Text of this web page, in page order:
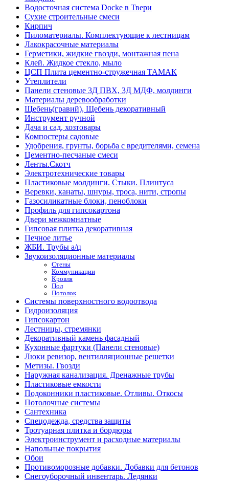
Водосточная система Docke в Твери
Сухие строительные смеси
Кирпич
Пиломатериалы. Комплектующие к лестницам
Лакокрасочные материалы
Герметики, жидкие гвозди, монтажная пена
Клей. Жидкое стекло, мыло
ЦСП Плита цементно-стружечная ТАМАК
Утеплители
Панели стеновые 3Д ПВХ, 3Д МДФ, молдинги
Материалы деревообработки
Щебень(гравий), Щебень декоративный
Инструмент ручной
Дача и сад, хозтовары
Компостеры садовые
Удобрения, грунты, борьба с вредителями, семена
Цементно-песчаные смеси
Ленты.Скотч
Электротехнические товары
Пластиковые молдинги. Стыки. Плинтуса
Веревки, канаты, шнуры, троса, нити, стропы
Газосиликатные блоки, пеноблоки
Профиль для гипсокартона
Двери межкомнатные
Гипсовая плитка декоративная
Печное литье
ЖБИ. Трубы а/ц
Звукоизоляционные материалы
Стены
Коммуникации
Кровля
Пол
Потолок
Системы поверхностного водоотвода
Гидроизоляция
Гипсокартон
Лестницы, стремянки
Декоративный камень фасадный
Кухонные фартуки (Панели стеновые)
Люки ревизор, вентилляционные решетки
Метизы. Гвозди
Наружная канализация. Дренажные трубы
Пластиковые емкости
Подоконники пластиковые. Отливы. Откосы
Потолочные системы
Сантехника
Спецодежда, средства защиты
Тротуарная плитка и бордюры
Электроинструмент и расходные материалы
Напольные покрытия
Обои
Противоморозные добавки. Добавки для бетонов
Снегоуборочный инвентарь. Ледянки